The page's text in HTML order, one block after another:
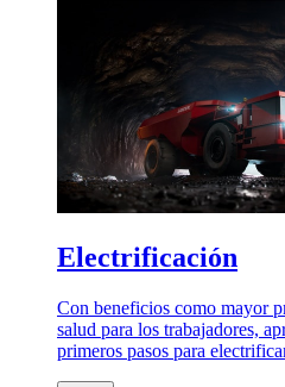
Electrificación
Con beneficios como mayor
salud para los trabajadores,
primeros pasos para